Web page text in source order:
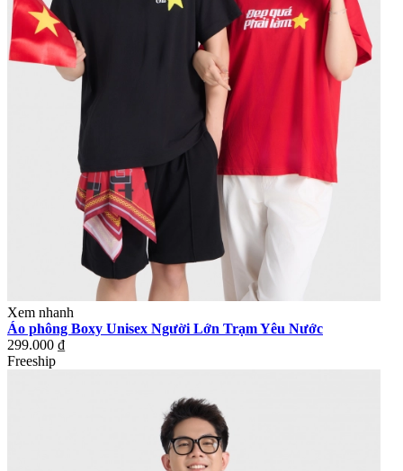
Xem nhanh
Áo phông Boxy Unisex Người Lớn Trạm Yêu Nước
299.000 ₫
Freeship